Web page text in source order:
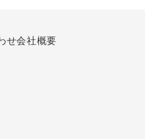
せ会社概要